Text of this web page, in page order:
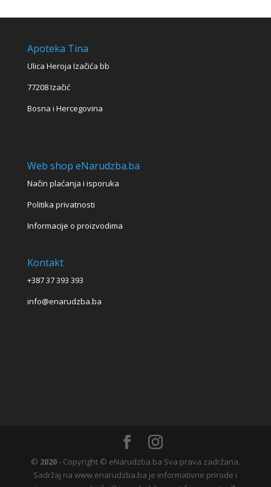
Apoteka Tina
Ulica Heroja Izačića bb
77208 Izačić
Bosna i Hercegovina
Web shop eNarudzba.ba
Način plaćanja i isporuka
Politika privatnosti
Informacije o proizvodima
Kontakt
+387 37 393 393
info@enarudzba.ba
© 2020- Copyright © eNarudzba.ba Sva prava zadržana.
Sadržaj na www.enarudzba.ba je informativne prirode i